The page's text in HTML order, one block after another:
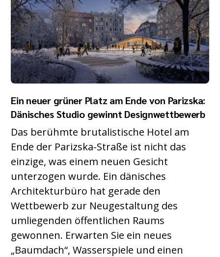
Ein neuer grüner Platz am Ende von Parizska:
Dänisches Studio gewinnt Designwettbewerb
Das berühmte brutalistische Hotel am
Ende der Parizska-Straße ist nicht das
einzige, was einem neuen Gesicht
unterzogen wurde. Ein dänisches
Architekturbüro hat gerade den
Wettbewerb zur Neugestaltung des
umliegenden öffentlichen Raums
gewonnen. Erwarten Sie ein neues
„Baumdach“, Wasserspiele und einen